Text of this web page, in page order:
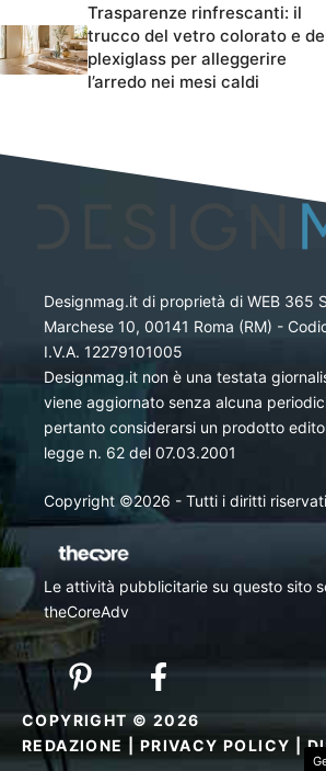
Trasparenze rinfrescanti: il
trucco del vetro colorato e
plexiglass per alleggerire
l’arredo nei mesi caldi
Designmag.it di proprietà di WEB 365
Marchese 10, 00141 Roma (RM) -
I.V.A. 12279101005
Designmag.it non è una testata
viene aggiornato senza alcuna
pertanto considerarsi un prodotto
legge n. 62 del 07.03.2001
Copyright ©2026 - Tutti i diritti
Le attività pubblicitarie su questo sito
theCoreAdv
COPYRIGHT © 2026
REDAZIONE
PRIVACY POLICY |